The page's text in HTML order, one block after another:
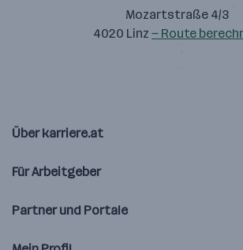
Mozartstraße 4/3
4020 Linz — Route
Über karriere.at
Für Arbeitgeber
Partner und Portale